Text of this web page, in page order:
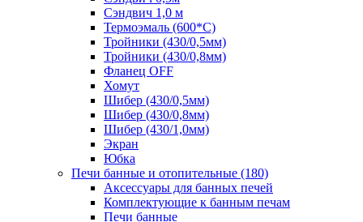
Сэндвич 1,0 м
Термоэмаль (600*С)
Тройники (430/0,5мм)
Тройники (430/0,8мм)
Фланец OFF
Хомут
Шибер (430/0,5мм)
Шибер (430/0,8мм)
Шибер (430/1,0мм)
Экран
Юбка
Печи банные и отопительные (180)
Аксессуары для банных печей
Комплектующие к банным печам
Печи банные